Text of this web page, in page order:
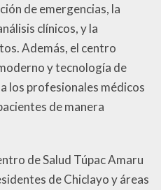
de emergencias, la
clínicos, y la
Además, el centro
y tecnología de
los profesionales médicos
de manera
de Salud Túpac Amaru
de Chiclayo y áreas